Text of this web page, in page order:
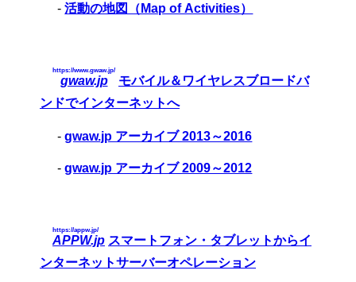
-活動の地図（Map of Activities）
gwaw.jp
https://www.gwaw.jp/
モバイル＆ワイヤレスブロードバ
ンドでインターネットへ
-gwaw.jp アーカイブ 2013～2016
-gwaw.jp アーカイブ 2009～2012
APPW.jp
https://appw.jp/
スマートフォン・タブレットからイ
ンターネットサーバーオペレーション